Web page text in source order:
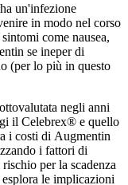
un'infezione
in modo nel corso
come nausea,
se ineper di
(per lo più in questo
negli anni
il Celebrex® e quello
i costi di Augmentin
i fattori di
per la scadenza
le implicazioni